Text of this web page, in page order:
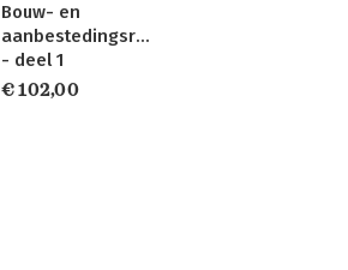
Bouw- en
aanbestedingsrecht
- deel 1
€ 102,00